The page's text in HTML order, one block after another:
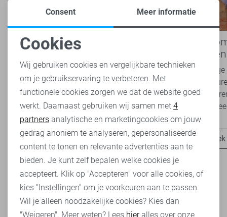
Nieuwe Lady Day najaarscollectie
travelkwaliteit
Het najaar vraagt om kleding die comfortabel,
veelzijdig én stijlvol is. Met de nieuwe Lady
Day najaarscollectie 2026 ben je helemaal
klaar voor...
Ontdek nu
Boho
overal
Van luchtige
zachte
Romance
het
Heb je dit al eens bekeken?
Noodzakelijke cookies
Personalisatie cookies
Analytische cookies
Marketing cookies
Consent Meer informatie
Cookies
Wij gebruiken cookies en vergelijkbare technieken
om je gebruikservaring te verbeteren. Met
functionele cookies zorgen we dat de website goed
werkt. Daarnaast gebruiken wij samen met 4
partners analytische en marketingcookies om jouw
gedrag anoniem te analyseren, gepersonaliseerde
content te tonen en relevante advertenties aan te
bieden. Je kunt zelf bepalen welke cookies je
accepteert. Klik op "Accepteren" voor alle cookies, of
kies "Instellingen" om je voorkeuren aan te passen.
Wil je alleen noodzakelijke cookies? Kies dan
"Weigeren". Meer weten? Lees hieralles over onze